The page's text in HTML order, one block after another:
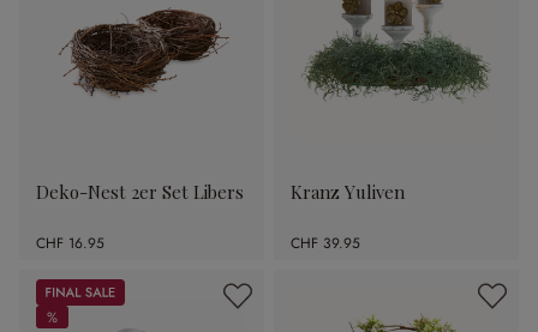
Deko-Nest 2er Set Libers
CHF 16.95
Kranz Yuliven
CHF 39.95
Sale
%
%